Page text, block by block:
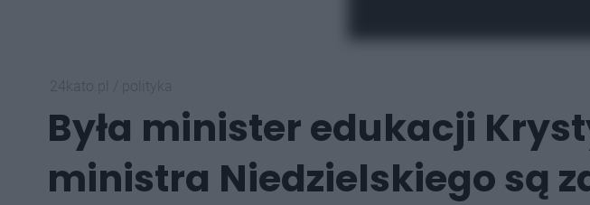
Była minister edukacji
ministra Niedzielskiego są